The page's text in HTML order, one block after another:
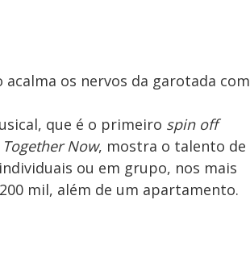
os nervos da garotada com
que é o primeiro spin off
Now, mostra o talento de
ou em grupo, nos mais
mil, além de um apartamento.